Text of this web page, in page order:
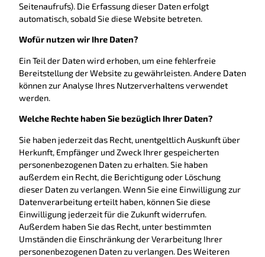
Seitenaufrufs). Die Erfassung dieser Daten erfolgt
automatisch, sobald Sie diese Website betreten.
Wofür nutzen wir Ihre Daten?
Ein Teil der Daten wird erhoben, um eine fehlerfreie
Bereitstellung der Website zu gewährleisten. Andere Daten
können zur Analyse Ihres Nutzerverhaltens verwendet
werden.
Welche Rechte haben Sie bezüglich Ihrer Daten?
Sie haben jederzeit das Recht, unentgeltlich Auskunft über
Herkunft, Empfänger und Zweck Ihrer gespeicherten
personenbezogenen Daten zu erhalten. Sie haben
außerdem ein Recht, die Berichtigung oder Löschung
dieser Daten zu verlangen. Wenn Sie eine Einwilligung zur
Datenverarbeitung erteilt haben, können Sie diese
Einwilligung jederzeit für die Zukunft widerrufen.
Außerdem haben Sie das Recht, unter bestimmten
Umständen die Einschränkung der Verarbeitung Ihrer
personenbezogenen Daten zu verlangen. Des Weiteren